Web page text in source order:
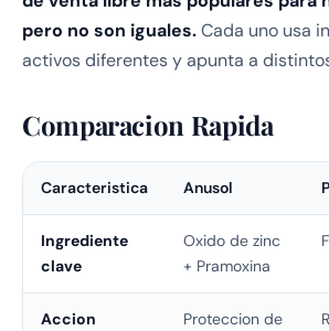
pero no son iguales.Cada uno usa
activos diferentes y apunta a
Comparacion Rapida
Caracteristica Anusol
Ingrediente
clave
Oxido de zinc
+ Pramoxina
Accion
Proteccion de